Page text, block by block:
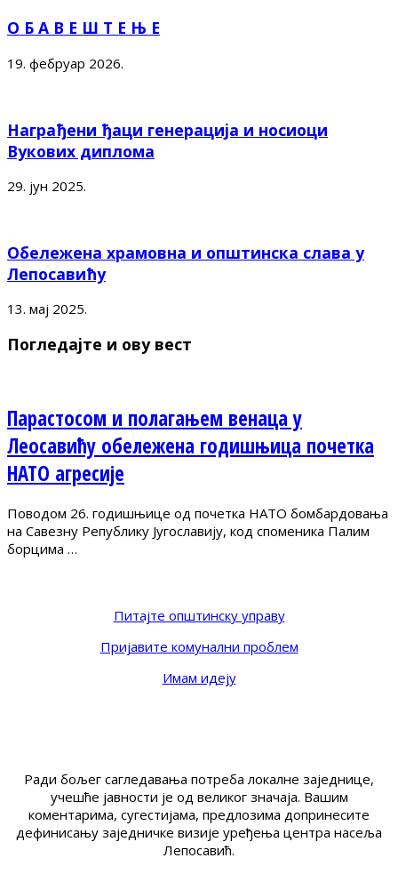
О Б А В Е Ш Т Е Њ Е
19. фебруар 2026.
Награђени ђаци генерација и носиоци
Вукових диплома
29. јун 2025.
Обележена храмовна и општинска слава у
Лепосавићу
13. мај 2025.
Погледајте и ову вест
Парастосом и полагањем венаца у
Леосавићу обележена годишњица почетка
НАТО агресије
Поводом 26. годишњице од почетка НАТО бомбардовања
на Савезну Републику Југославију, код споменика Палим
борцима …
Питајте општинску управу
Пријавите комунални проблем
Имам идеју
Ради бољег сагледавања потреба локалне заједнице,
учешће јавности је од великог значаја. Вашим
коментарима, сугестијама, предлозима допринесите
дефинисању заједничке визије уређења центра насеља
Лепосавић.